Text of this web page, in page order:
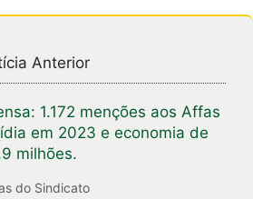
Anterior
1.172 menções aos Affas
em 2023 e economia de
milhões.
do Sindicato